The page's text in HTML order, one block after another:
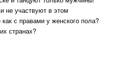
участвуют в этом
с правами у женского пола?
странах?